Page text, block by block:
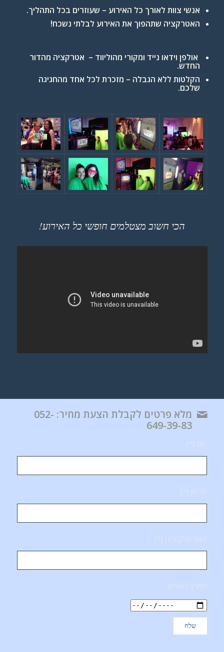
אנשי צוות לאורך כל האירוע – שעוזרים בכל התהליך.
האטרקציה שתהפוך את האירוע לבלתי נשכח!
אולפן וידאו נייד ומקורי מהוליווד – אטרקציה מהדור
החדש.
הקלטות ללא הגבלה – מזכרת לכל אחד מהחגיגה
שלכם.
הכי חשוב מצטלמים חופשי כל האירוע!
מלא פרטים לקבלת הצעת מחיר: 052-
649-39-83
שם (*)
טלפון (*)
דואר אלקטרוני (*)
תאריך האירוע